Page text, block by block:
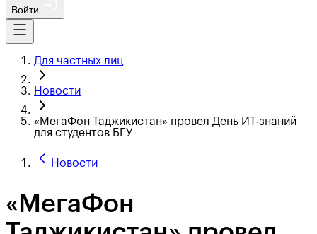
Войти
Для частных лиц
Новости
«МегаФон Таджикистан» провел День ИТ-знаний
для студентов БГУ
Новости
«МегаФон